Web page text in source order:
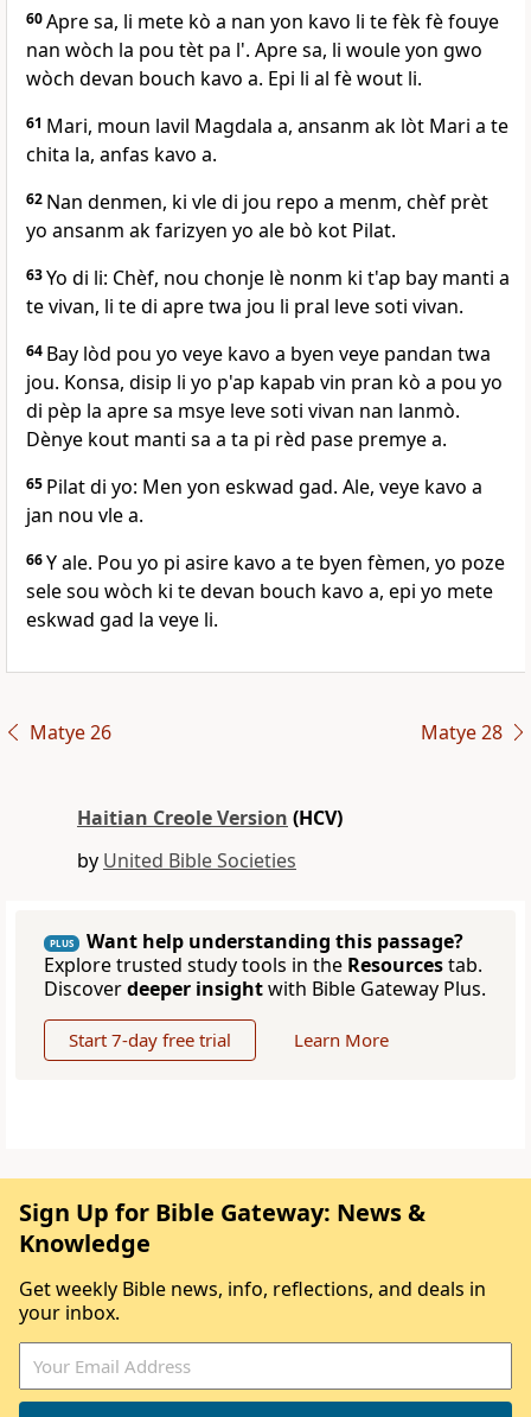
60Apre sa, li mete kò a nan yon kavo li te fèk fè fouye
nan wòch la pou tèt pa l'. Apre sa, li woule yon gwo
wòch devan bouch kavo a. Epi li al fè wout li.
61 Mari, moun lavil Magdala a, ansanm ak lòt Mari a te
chita la, anfas kavo a.
62 Nan denmen, ki vle di jou repo a menm, chèf prèt
yo ansanm ak farizyen yo ale bò kot Pilat.
63Yo di li: Chèf, nou chonje lè nonm ki t'ap bay manti a
te vivan, li te di apre twa jou li pral leve soti vivan.
64 Bay lòd pou yo veye kavo a byen veye pandan twa
jou. Konsa, disip li yo p'ap kapab vin pran kò a pou yo
di pèp la apre sa msye leve soti vivan nan lanmò.
Dènye kout manti sa a ta pi rèd pase premye a.
65 Pilat di yo: Men yon eskwad gad. Ale, veye kavo a
jan nou vle a.
66Y ale. Pou yo pi asire kavo a te byen fèmen, yo poze
sele sou wòch ki te devan bouch kavo a, epi yo mete
eskwad gad la veye li.
Matye 26 Matye 28
Haitian Creole Version (HCV)
by United Bible Societies
PLUS
Want help understanding this passage?
Explore trusted study tools in the Resourcestab.
Discoverdeeper insightwith Bible Gateway Plus.
Start 7-day free trial Learn More
Sign Up for Bible Gateway: News &
Knowledge
Get weekly Bible news, info, reflections, and deals in
your inbox.